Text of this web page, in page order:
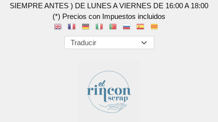
SIEMPRE ANTES ) DE LUNES A VIERNES DE 16:00 A 18:00
(*) Precios con Impuestos incluidos